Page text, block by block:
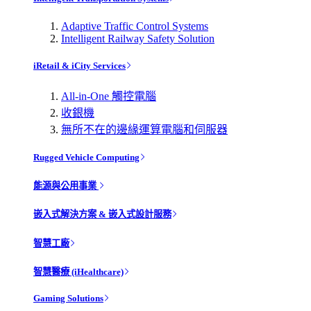
Adaptive Traffic Control Systems
Intelligent Railway Safety Solution
iRetail & iCity Services
All-in-One 觸控電腦
收銀機
無所不在的邊緣運算電腦和伺服器
Rugged Vehicle Computing
能源與公用事業
嵌入式解決方案 & 嵌入式設計服務
智慧工廠
智慧醫療 (iHealthcare)
Gaming Solutions